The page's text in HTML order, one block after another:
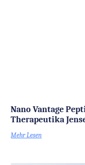
Nano Vantage
Therapeutika
Mehr Lesen